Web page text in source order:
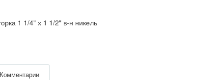
1 1/4" х 1 1/2" в-н никель